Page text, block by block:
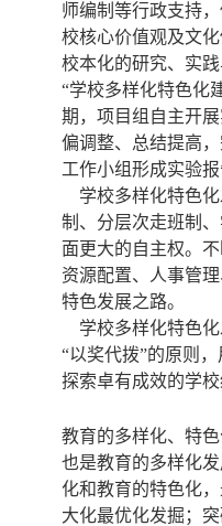
师编制等行政支持
校核心价值观及文
校本化的研究、实
“学校多样化特色化
期，项目组自主开
偏调整、总结提高
工作小组形成实验
学校多样化特色化
制、分层次走班制
面更大的自主权。
资源配置、人事管
特色发展之路。
学校多样化特色化
“以奖代拨”的原则
探索卓有成效的学
教育的多样化、特
也是教育的多样化
化和教育的特色化
大化最优化发掘；